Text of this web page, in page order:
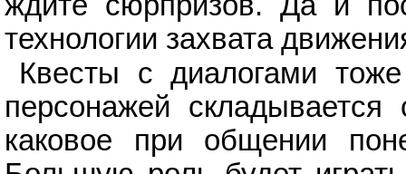
технологии захвата
Квесты с диалогами
персонажей
каковое при общении